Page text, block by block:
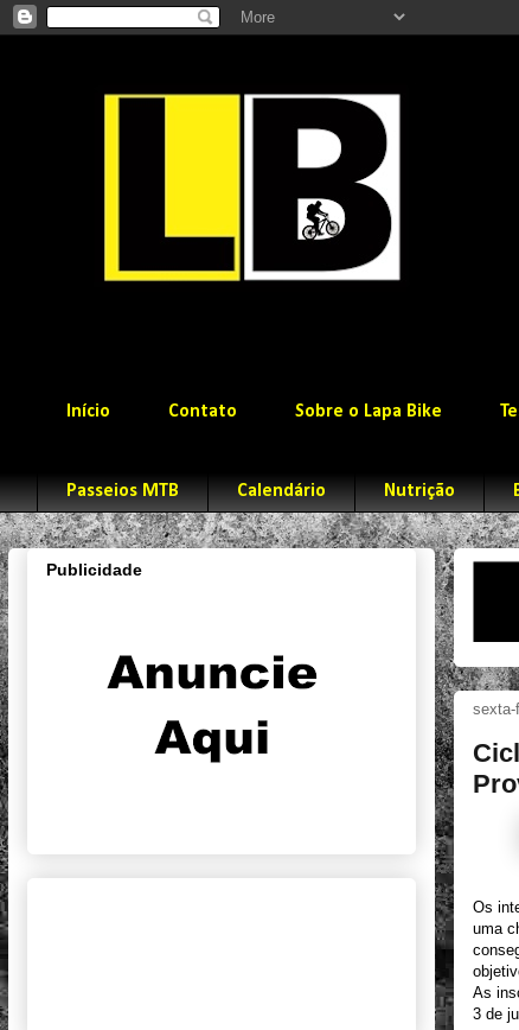
Início Contato Sobre o Lapa Bike
Passeios MTB Calendário Nutrição
sexta-
Os
uma
As
3 de
Publicidade